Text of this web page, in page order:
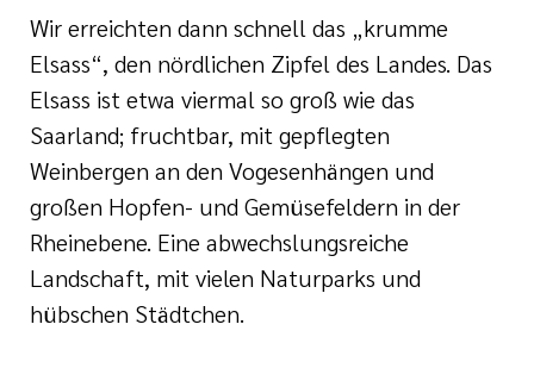
Wir erreichten dann schnell das „krumme
Elsass“, den nördlichen Zipfel des Landes. Das
Elsass ist etwa viermal so groß wie das
Saarland; fruchtbar, mit gepflegten
Weinbergen an den Vogesenhängen und
großen Hopfen- und Gemüsefeldern in der
Rheinebene. Eine abwechslungsreiche
Landschaft, mit vielen Naturparks und
hübschen Städtchen.